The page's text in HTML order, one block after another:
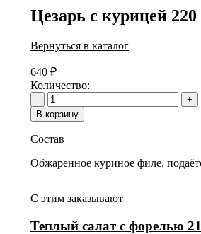
Цезарь с курицей 220
Вернуться в каталог
640 ₽
Количество:
-
+
В корзину
Состав
Обжаренное куриное филе,
С этим заказывают
Теплый салат с форелью